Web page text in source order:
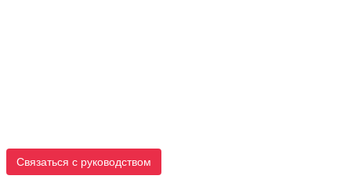
Связаться с руководством